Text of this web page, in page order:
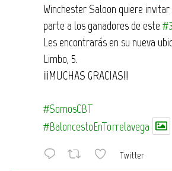
Winchester Saloon quiere
parte a los ganadores de este
Les encontrarás en su nueva
Limbo, 5.
¡¡¡MUCHAS GRACIAS!!!
#SomosCBT
#BaloncestoEnTorrelavega
Twitter